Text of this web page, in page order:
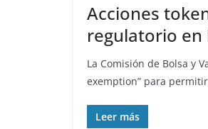
Acciones
regulatorio en
La Comisión de Bolsa y
exemption” para
Leer más